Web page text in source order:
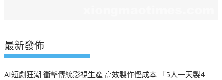
最新發佈
AI短劇狂潮 衝擊傳統影視生產 高效製作慳成本 「5人一天製4